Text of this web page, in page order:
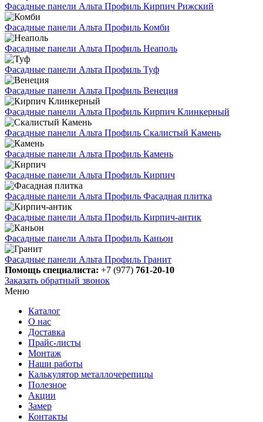
Фасадные панели Альта Профиль Кирпич Рижский
Фасадные панели Альта Профиль Комби
Фасадные панели Альта Профиль Неаполь
Фасадные панели Альта Профиль Туф
Фасадные панели Альта Профиль Венеция
Фасадные панели Альта Профиль Кирпич Клинкерный
Фасадные панели Альта Профиль Скалистый Камень
Фасадные панели Альта Профиль Камень
Фасадные панели Альта Профиль Кирпич
Фасадные панели Альта Профиль Фасадная плитка
Фасадные панели Альта Профиль Кирпич-антик
Фасадные панели Альта Профиль Каньон
Фасадные панели Альта Профиль Гранит
Помощь специалиста: +7 (977) 761-20-10
Заказать обратный звонок
Меню
Каталог
О нас
Доставка
Прайс-листы
Монтаж
Наши работы
Калькулятор металлочерепицы
Полезное
Акции
Замер
Контакты